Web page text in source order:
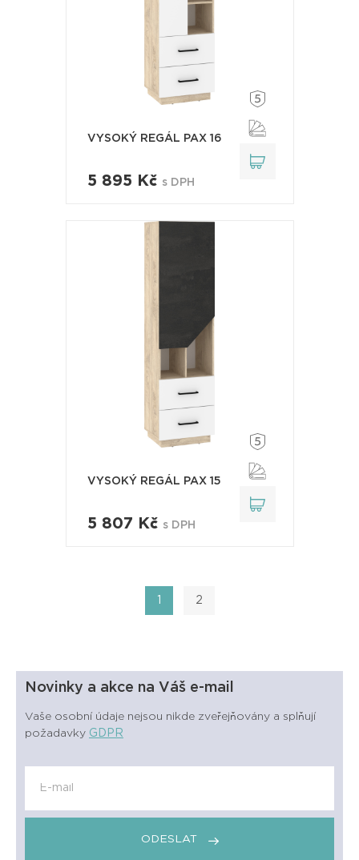
VYSOKÝ REGÁL PAX 16
5 895 Kč s DPH
VYSOKÝ REGÁL PAX 15
5 807 Kč s DPH
2
Novinky a akce na Váš e-mail
Vaše osobní údaje nejsou nikde zveřejňovány a splňují
požadavky GDPR
ODESLAT